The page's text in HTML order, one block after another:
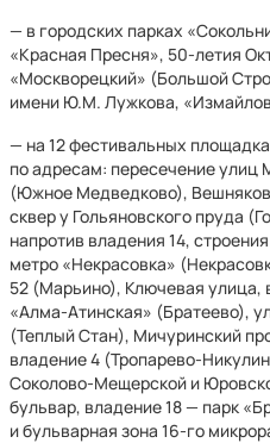
— в городских парках
«Красная Пресня», 50-летия
«Москворецкий» (Большой
имени Ю.М. Лужкова,
— на 12 фестивальных
по адресам: пересечение улиц
(Южное Медведково),
сквер у Гольяновского пруда
напротив владения 14,
метро «Некрасовка»
52 (Марьино), Ключевая улица,
«Алма-Атинская» (Братеево),
(Теплый Стан), Мичуринский
владение 4 (Тропарево-
Соколово-Мещерской и
бульвар, владение 18 — парк
и бульварная зона 16-го